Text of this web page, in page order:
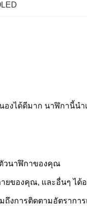
ได้ดีมาก นาฬิกานี้นํา
วนาฬิกาของคุณ
ของคุณ, และอื่นๆ ได้อ
การติดตามอัตรากา